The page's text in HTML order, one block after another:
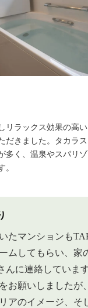
リラックス効果の高
だきました。タカラ
多く、温泉やスパリ
。
たマンションも
ムしてもらい、家
んに連絡していま
お願いしましたが
アのイメージ、そ